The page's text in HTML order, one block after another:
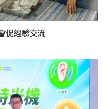
促經驗交流